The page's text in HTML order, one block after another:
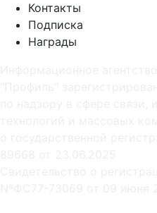
Контакты
Подписка
Награды